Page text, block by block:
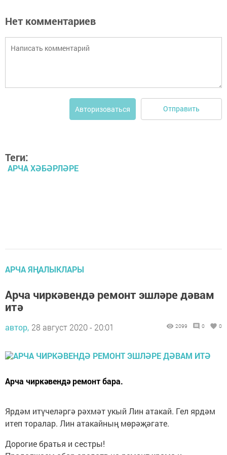
Нет комментариев
Авторизоваться Отправить
Теги:
АРЧА ХӘБӘРЛӘРЕ
АРЧА ЯҢАЛЫКЛАРЫ
Арча чиркәвендә ремонт эшләре дәвам
итә
автор, 28 август 2020 - 20:01 2099 0 0
Арча чиркәвендә ремонт бара.
Ярдәм итүчеләргә рәхмәт укый Лин атакай. Гел ярдәм
итеп торалар. Лин атакайның мөрәҗәгате.
Дорогие братья и сестры!